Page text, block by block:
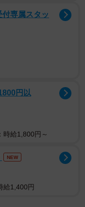
の下は安全だと思
声が。また、避難の
たようで、「カワイ
アノの）配置と避
稿が広がっていきま
ノ（GX-7）は
45）は393kg、ア
ど。数字を見ると、
ら逃げてくださ
専属スタッ
円以
時給1,800円～
NEW
給1,400円